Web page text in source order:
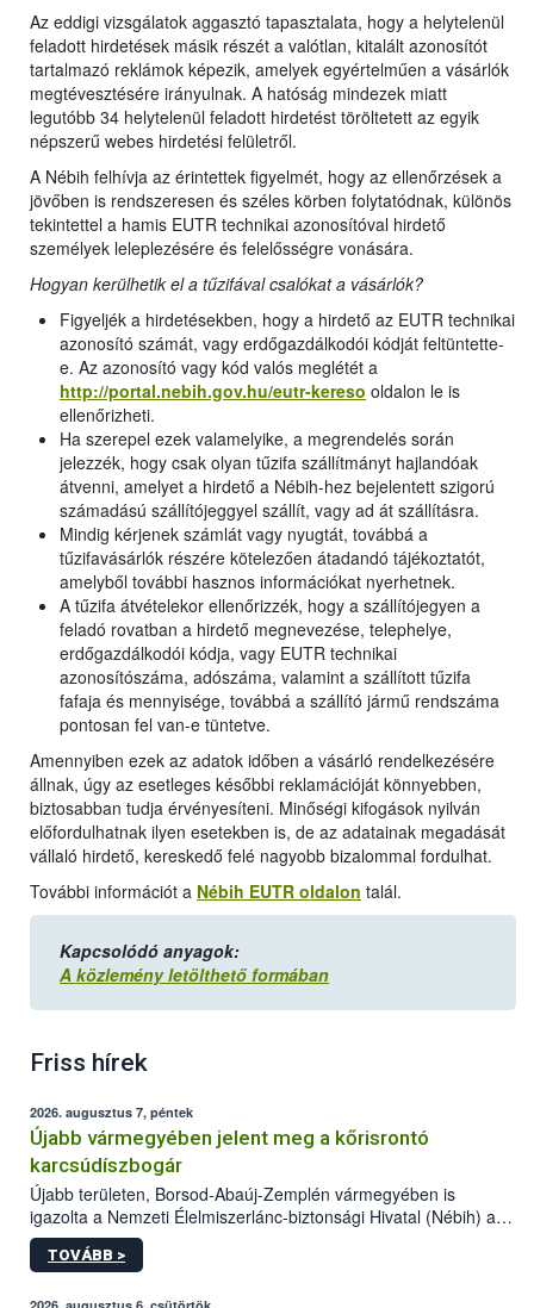
Az eddigi vizsgálatok aggasztó tapasztalata, hogy a helytelenül
feladott hirdetések másik részét a valótlan, kitalált azonosítót
tartalmazó reklámok képezik, amelyek egyértelműen a vásárlók
megtévesztésére irányulnak. A hatóság mindezek miatt
legutóbb 34 helytelenül feladott hirdetést töröltetett az egyik
népszerű webes hirdetési felületről.
A Nébih felhívja az érintettek figyelmét, hogy az ellenőrzések a
jövőben is rendszeresen és széles körben folytatódnak, különös
tekintettel a hamis EUTR technikai azonosítóval hirdető
személyek leleplezésére és felelősségre vonására.
Hogyan kerülhetik el a tűzifával csalókat a vásárlók?
Figyeljék a hirdetésekben, hogy a hirdető az EUTR technikai
azonosító számát, vagy erdőgazdálkodói kódját feltüntette-
e. Az azonosító vagy kód valós meglétét a
http://portal.nebih.gov.hu/eutr-kereso oldalon le is
ellenőrizheti.
Ha szerepel ezek valamelyike, a megrendelés során
jelezzék, hogy csak olyan tűzifa szállítmányt hajlandóak
átvenni, amelyet a hirdető a Nébih-hez bejelentett szigorú
számadású szállítójeggyel szállít, vagy ad át szállításra.
Mindig kérjenek számlát vagy nyugtát, továbbá a
tűzifavásárlók részére kötelezően átadandó tájékoztatót,
amelyből további hasznos információkat nyerhetnek.
A tűzifa átvételekor ellenőrizzék, hogy a szállítójegyen a
feladó rovatban a hirdető megnevezése, telephelye,
erdőgazdálkodói kódja, vagy EUTR technikai
azonosítószáma, adószáma, valamint a szállított tűzifa
fafaja és mennyisége, továbbá a szállító jármű rendszáma
pontosan fel van-e tüntetve.
Amennyiben ezek az adatok időben a vásárló rendelkezésére
állnak, úgy az esetleges későbbi reklamációját könnyebben,
biztosabban tudja érvényesíteni. Minőségi kifogások nyilván
előfordulhatnak ilyen esetekben is, de az adatainak megadását
vállaló hirdető, kereskedő felé nagyobb bizalommal fordulhat.
További információt a Nébih EUTR oldalon talál.
Kapcsolódó anyagok:
A közlemény letölthető formában
Friss hírek
2026. augusztus 7, péntek
Újabb vármegyében jelent meg a kőrisrontó
karcsúdíszbogár
Újabb területen, Borsod-Abaúj-Zemplén vármegyében is
igazolta a Nemzeti Élelmiszerlánc-biztonsági Hivatal (Nébih) a
kőrisrontó karcsúdíszbogár (Agrilus planipennis) jelenlétét. A
kártevőt nem csak színcsapdában találták meg, de már fertőzött
TOVÁBB >